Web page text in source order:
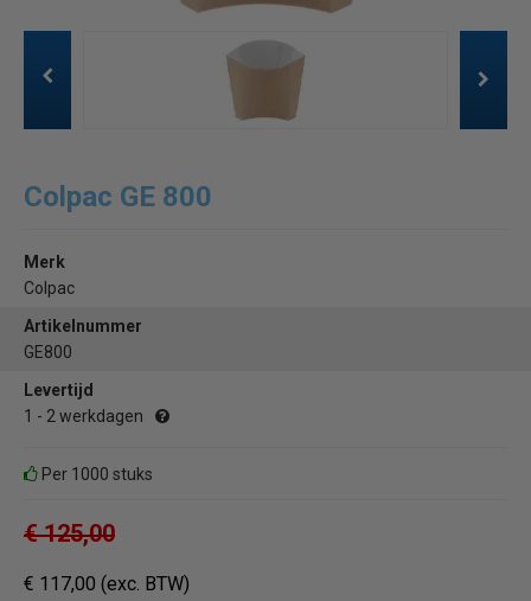
Colpac GE 800
Merk
Colpac
Artikelnummer
GE800
Levertijd
1 - 2 werkdagen
Per 1000 stuks
€ 125,00
€ 117,00 (exc. BTW)